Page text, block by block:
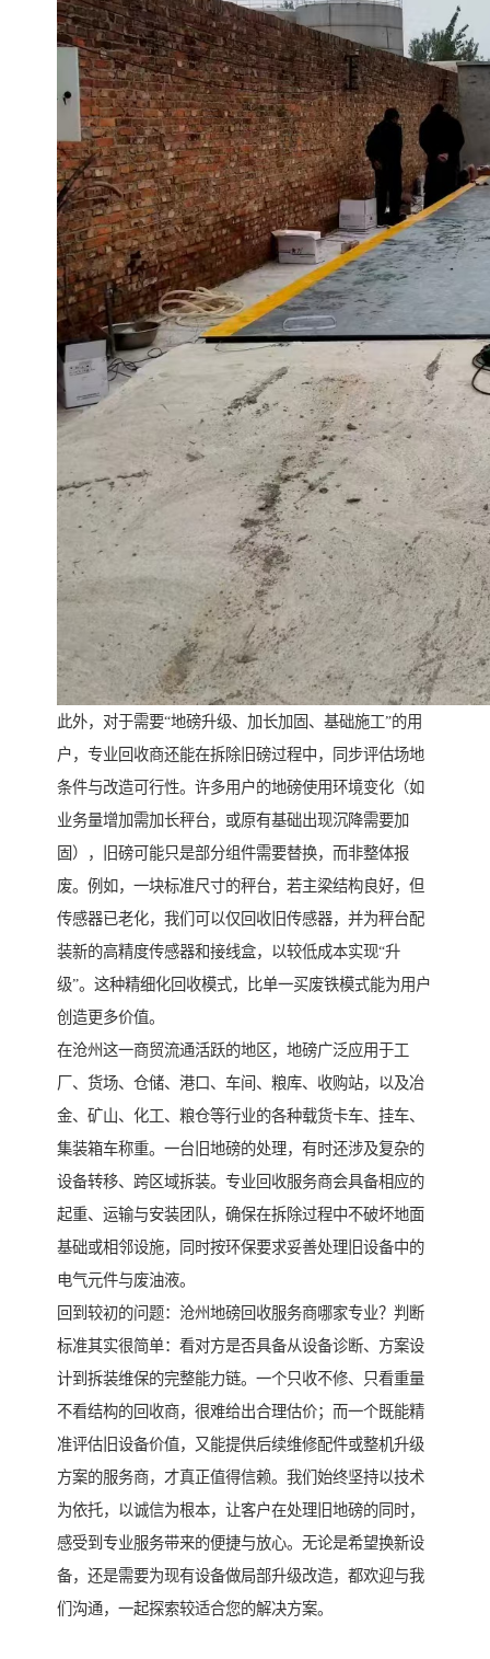
此外，对于需要“地磅升级、加长加固、基础施工”的用
户，专业回收商还能在拆除旧磅过程中，同步评估场地
条件与改造可行性。许多用户的地磅使用环境变化（如
业务量增加需加长秤台，或原有基础出现沉降需要加
固），旧磅可能只是部分组件需要替换，而非整体报
废。例如，一块标准尺寸的秤台，若主梁结构良好，但
传感器已老化，我们可以仅回收旧传感器，并为秤台配
装新的高精度传感器和接线盒，以较低成本实现“升
级”。这种精细化回收模式，比单一买废铁模式能为用户
创造更多价值。
在沧州这一商贸流通活跃的地区，地磅广泛应用于工
厂、货场、仓储、港口、车间、粮库、收购站，以及冶
金、矿山、化工、粮仓等行业的各种载货卡车、挂车、
集装箱车称重。一台旧地磅的处理，有时还涉及复杂的
设备转移、跨区域拆装。专业回收服务商会具备相应的
起重、运输与安装团队，确保在拆除过程中不破坏地面
基础或相邻设施，同时按环保要求妥善处理旧设备中的
电气元件与废油液。
回到较初的问题：沧州地磅回收服务商哪家专业？判断
标准其实很简单：看对方是否具备从设备诊断、方案设
计到拆装维保的完整能力链。一个只收不修、只看重量
不看结构的回收商，很难给出合理估价；而一个既能精
准评估旧设备价值，又能提供后续维修配件或整机升级
方案的服务商，才真正值得信赖。我们始终坚持以技术
为依托，以诚信为根本，让客户在处理旧地磅的同时，
感受到专业服务带来的便捷与放心。无论是希望换新设
备，还是需要为现有设备做局部升级改造，都欢迎与我
们沟通，一起探索较适合您的解决方案。